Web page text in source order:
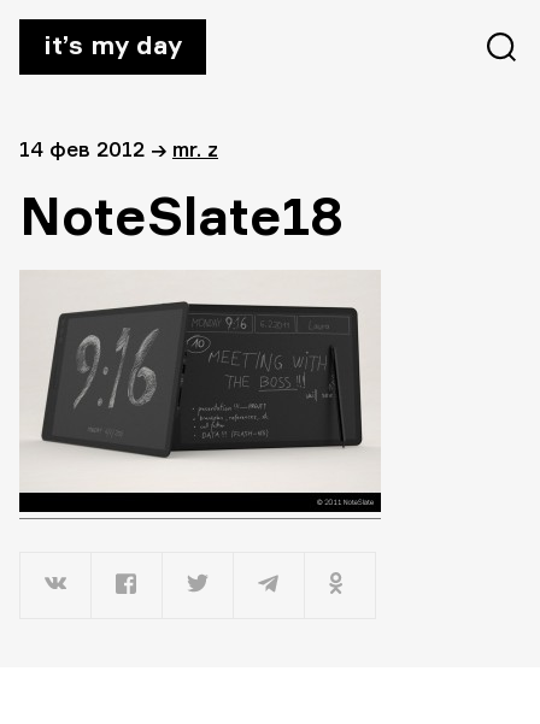
it’s my day
14 фев 2012 → mr. z
NoteSlate18